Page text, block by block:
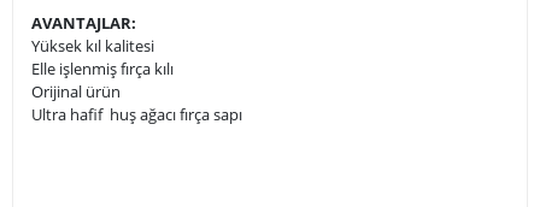
AVANTAJLAR:
Yüksek kıl kalitesi
Elle işlenmiş fırça kılı
Orijinal ürün
Ultra hafif huş ağacı fırça sapı